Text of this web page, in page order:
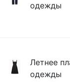
одежды
Летнее
одежды